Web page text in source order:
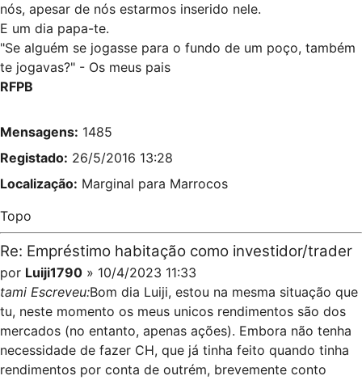
nós, apesar de nós estarmos inserido nele.
E um dia papa-te.
"Se alguém se jogasse para o fundo de um poço, também
te jogavas?" - Os meus pais
RFPB
Mensagens: 1485
Registado: 26/5/2016 13:28
Localização: Marginal para Marrocos
Topo
Re: Empréstimo habitação como investidor/trader
por Luiji1790 » 10/4/2023 11:33
tami Escreveu:Bom dia Luiji, estou na mesma situação que
tu, neste momento os meus unicos rendimentos são dos
mercados (no entanto, apenas ações). Embora não tenha
necessidade de fazer CH, que já tinha feito quando tinha
rendimentos por conta de outrém, brevemente conto